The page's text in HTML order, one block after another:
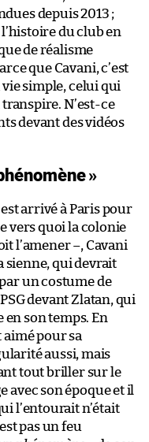
depuis 2013 ;
du club en
de réalisme
que Cavani, c’est
simple, celui qui
N’est-ce
devant des vidéos
»
arrivé à Paris pour
vers quoi la colonie
l’amener –, Cavani
sienne, qui devrait
un costume de
devant Zlatan, qui
son temps. En
pour sa
aussi, mais
tout briller sur le
avec son époque et il
l’entourait n’était
pas un feu